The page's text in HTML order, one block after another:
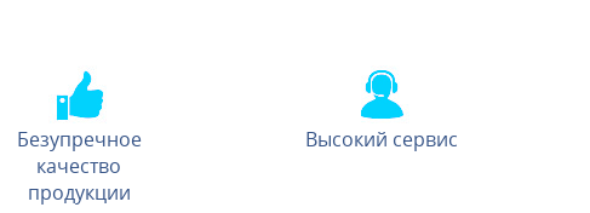
Безупречное
качество
продукции
Высокий сервис